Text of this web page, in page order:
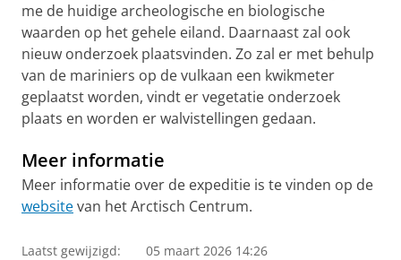
me de huidige archeologische en biologische
waarden op het gehele eiland. Daarnaast zal ook
nieuw onderzoek plaatsvinden. Zo zal er met behulp
van de mariniers op de vulkaan een kwikmeter
geplaatst worden, vindt er vegetatie onderzoek
plaats en worden er walvistellingen gedaan.
Meer informatie
Meer informatie over de expeditie is te vinden op de
websitevan het Arctisch Centrum.
Laatst gewijzigd: 05 maart 2026 14:26